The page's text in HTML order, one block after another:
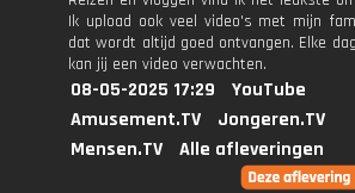
Ik upload ook veel video's met mijn
dat wordt altijd goed ontvangen. Elke
kan jij een video verwachten.
08-05-2025 17:29
YouTube
Amusement.TV
Jongeren.TV
Mensen.TV
Alle afleveringen